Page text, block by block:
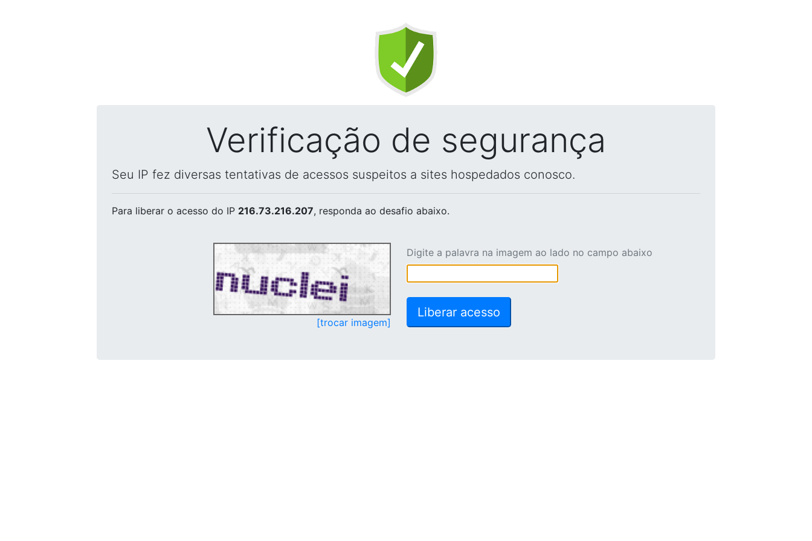
Verificação de segurança
Seu IP fez diversas tentativas de acessos suspeitos a sites hospedados conosco.
Para liberar o acesso do IP 216.73.216.207, responda ao desafio abaixo.
[trocar imagem]
Digite a palavra na imagem ao lado no campo abaixo